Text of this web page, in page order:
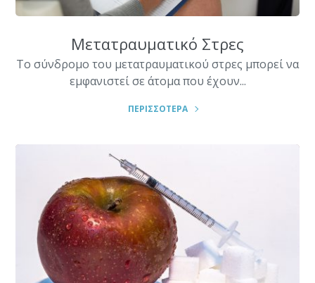
Μετατραυματικό Στρες
Το σύνδρομο του μετατραυματικού στρες μπορεί να
εμφανιστεί σε άτομα που έχουν...
ΠΕΡΙΣΣΟΤΕΡΑ